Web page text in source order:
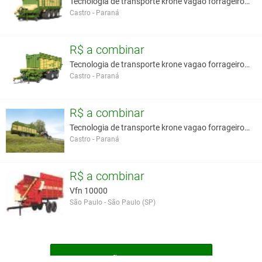
Pneus
10,5 / 65x16
Peso aproximado (vazio)
Você assume toda a responsabilidade pela cotação deste item. Você acha que
este anúncio é contra a política de Agroads?
Castro - Paraná
R$ a combinar
Tecnologia de transporte krone vagao forrageiro au
Castro - Paraná
R$ a combinar
Tecnologia de transporte krone vagao forrageiro au
Castro - Paraná
R$ a combinar
Vfn 10000
São Paulo - São Paulo (SP)